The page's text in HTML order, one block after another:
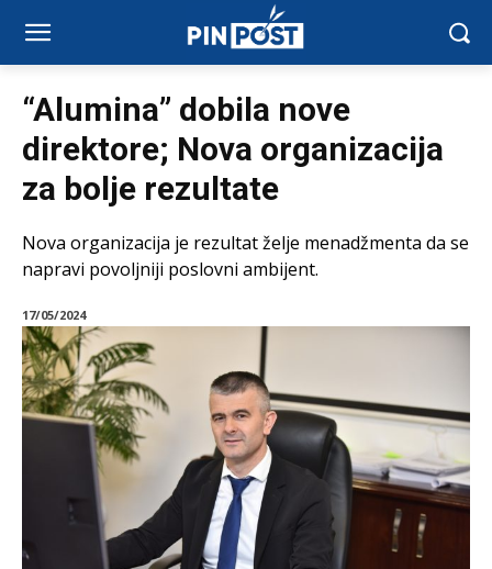
“Alumina” dobila nove
direktore; Nova organizacija
za bolje rezultate
Nova organizacija je rezultat želje menadžmenta da se
napravi povoljniji poslovni ambijent.
17/05/2024